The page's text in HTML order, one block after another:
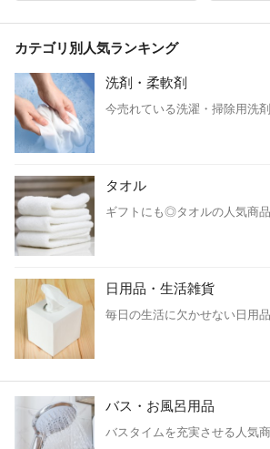
カテゴリ別人気ランキング
洗剤・柔軟剤
今売れている洗濯・掃除用洗
タオル
ギフトにも◎タオルの人気商
日用品・生活雑貨
毎日の生活に欠かせない日用品
バス・お風呂用品
バスタイムを充実させる人気